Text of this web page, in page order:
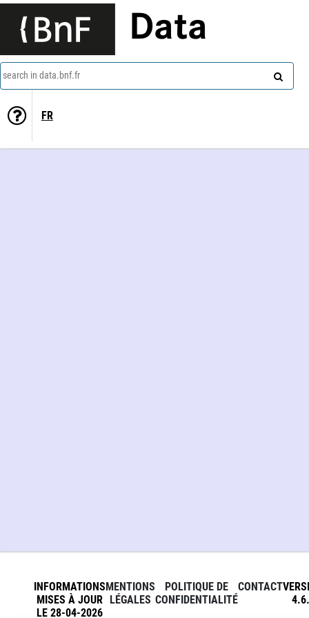
Data
search in data.bnf.fr
FR
INFORMATIONS
MISES À JOUR
LE 28-04-2026
MENTIONS
LÉGALES
POLITIQUE DE
CONFIDENTIALITÉ
CONTACT